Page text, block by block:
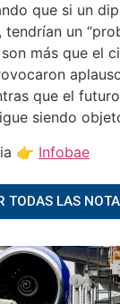
que si un
un
más que el
que el
siendo
👉 Infobae
TODAS LAS